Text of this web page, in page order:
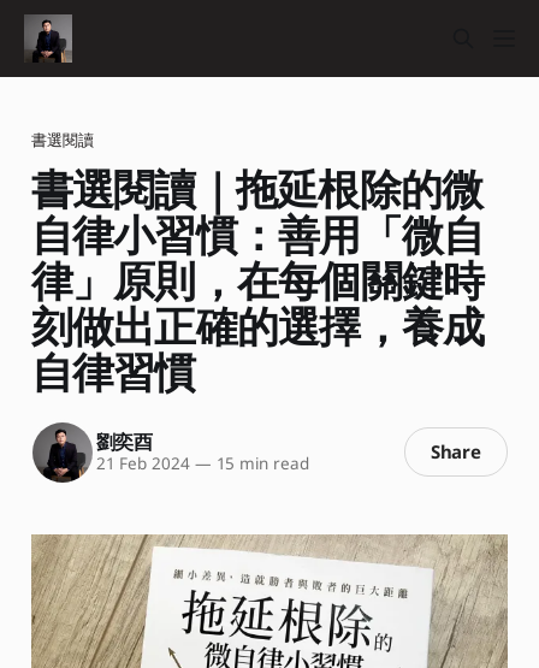
書選閱讀
書選閱讀｜拖延根除的微
自律小習慣：善用「微自
律」原則，在每個關鍵時
刻做出正確的選擇，養成
自律習慣
劉奕酉
21 Feb 2024 — 15 min read Share